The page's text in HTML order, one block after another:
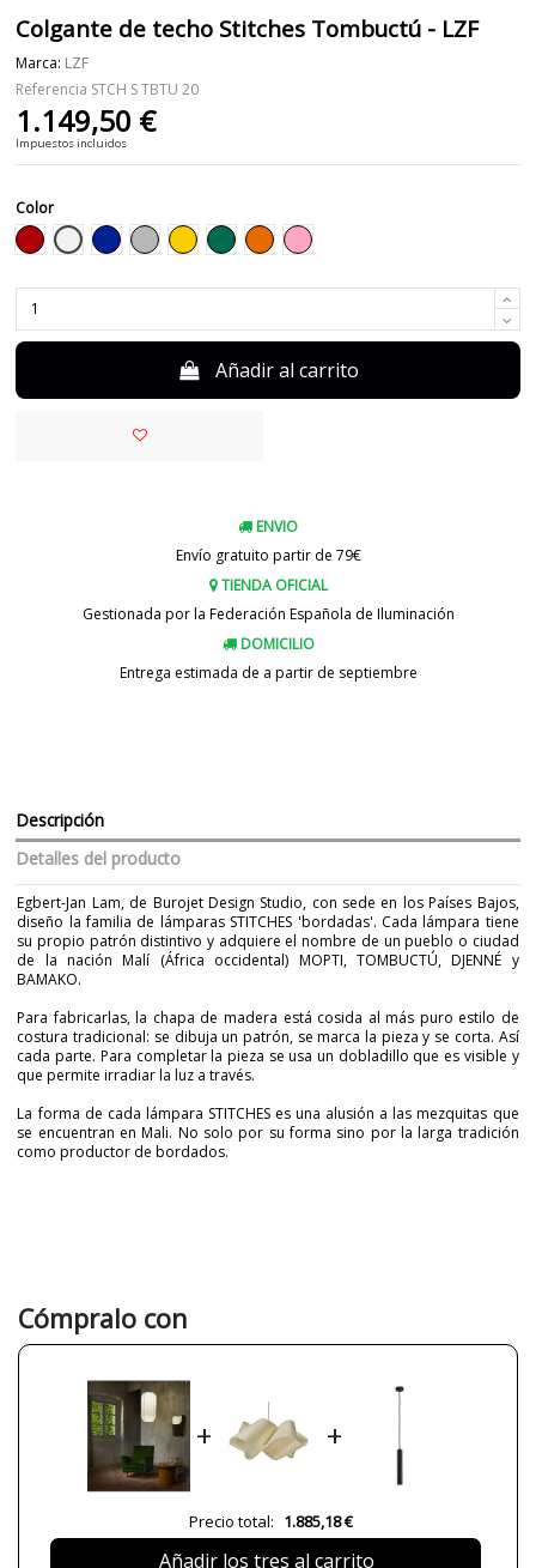
Colgante de techo Stitches Tombuctú - LZF
Marca: LZF
Referencia STCH S TBTU 20
1.149,50 €
Impuestos incluidos
Color
Rojo
Blanco Azul Gris AmarilloVerde NaranjaRosa
Añadir al carrito
ENVIO
Envío gratuito partir de 79€
TIENDA OFICIAL
Gestionada por la Federación Española de Iluminación
DOMICILIO
Entrega estimada de a partir de septiembre
Descripción
Detalles del producto
Egbert-Jan Lam, de Burojet Design Studio, con sede en los Países Bajos,
diseño la familia de lámparas STITCHES 'bordadas'. Cada lámpara tiene
su propio patrón distintivo y adquiere el nombre de un pueblo o ciudad
de la nación Malí (África occidental) MOPTI, TOMBUCTÚ, DJENNÉ y
BAMAKO.
Para fabricarlas, la chapa de madera está cosida al más puro estilo de
costura tradicional: se dibuja un patrón, se marca la pieza y se corta. Así
cada parte. Para completar la pieza se usa un dobladillo que es visible y
que permite irradiar la luz a través.
La forma de cada lámpara STITCHES es una alusión a las mezquitas que
se encuentran en Mali. No solo por su forma sino por la larga tradición
como productor de bordados.
Peso Neto (KG)
Plazo de Envío
Clase I
Interior
Fabricado en
Lámparas de Techo
Cómpralo con
+ +
Precio total: 1.885,18 €
Añadir los tres al carrito